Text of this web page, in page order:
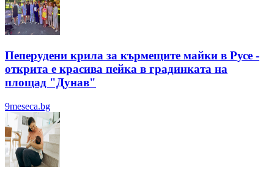
Пеперудени крила за кърмещите майки в Русе -
открита е красива пейка в градинката на
площад "Дунав"
9meseca.bg